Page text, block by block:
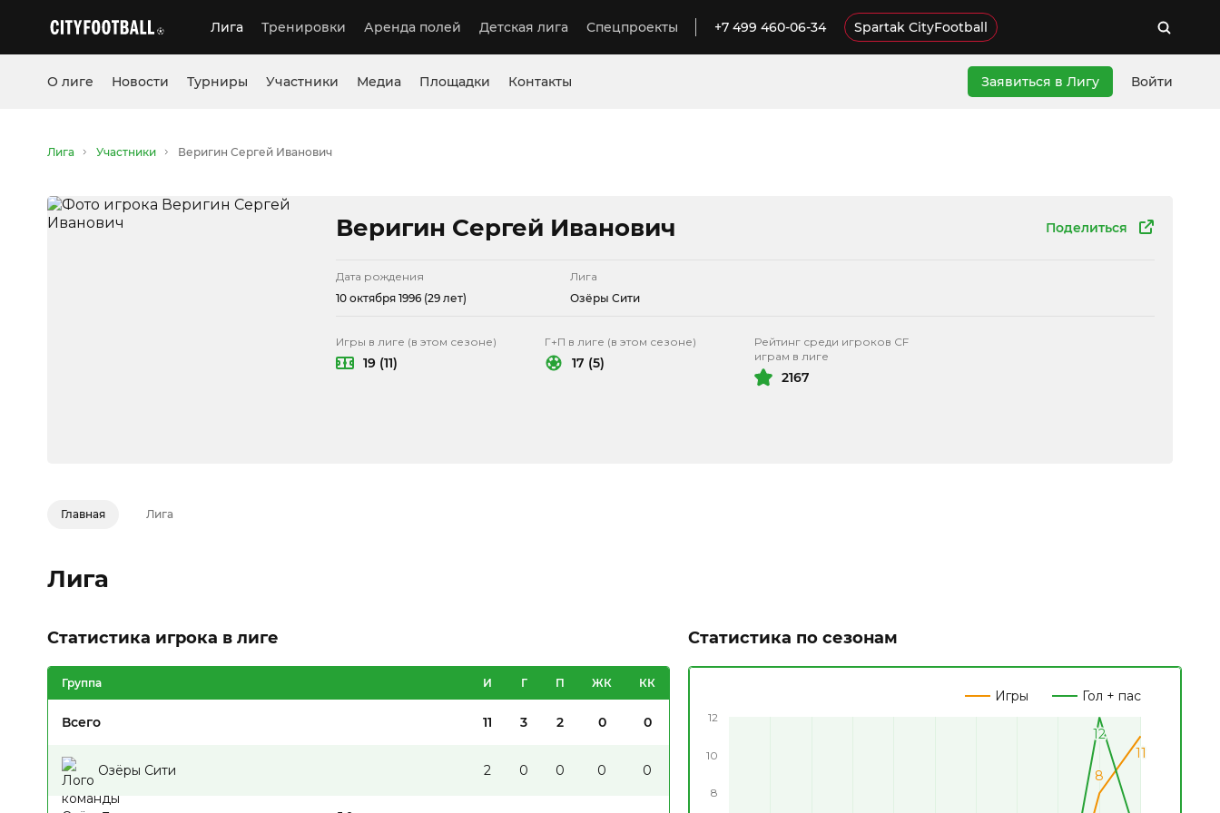
Лига Тренировки Аренда полей Детская лига Спецпроекты +7 499 460-06-34 Spartak CityFootball
О лиге Новости Турниры Участники Медиа Площадки Контакты Заявиться в Лигу Войти
Лига Участники Веригин Сергей Иванович
Веригин Сергей Иванович Поделиться
Дата рождения
10 октября 1996 (29 лет)
Лига
Озёры Сити
Игры в лиге (в этом сезоне)
19 (11)
Г+П в лиге (в этом сезоне)
17 (5)
Рейтинг среди игроков CF
играм в лиге
2167
Главная Лига
Лига
Статистика игрока в лиге
Группа И Г П ЖК КК
Всего 11 3 2 0 0
Озёры Сити 2 0 0 0 0
Статистика по сезонам
Игры Гол + пас
8
10
12
8
8
11
11
12
12